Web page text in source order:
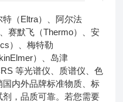
特（Eltra）、阿尔法
赛默飞（Thermo）、安
）、梅特勒
）、岛津
等光谱仪、质谱仪、色
内外品牌标准物质、标
，品质可靠。若您需要